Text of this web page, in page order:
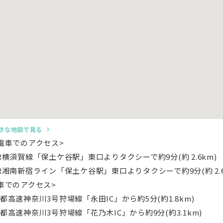
な地図で見る
車でのアクセス>
須賀線「保土ケ谷駅」東口よりタクシーで約9分(約 2.6km)
南新宿ライン「保土ケ谷駅」東口よりタクシーで約9分(約
でのアクセス>
高速神奈川3号狩場線「永田IC」から約5分(約1.8km)
高速神奈川3号狩場線「花乃木IC」から約9分(約3.1km)